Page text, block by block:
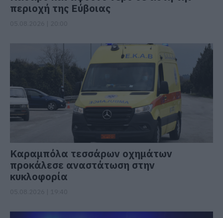
περιοχή της Εύβοιας
Καραμπόλα τεσσάρων οχημάτων
προκάλεσε αναστάτωση στην
κυκλοφορία